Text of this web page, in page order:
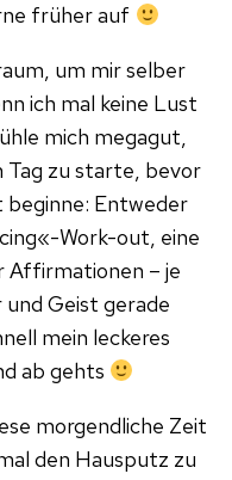
früher auf
um mir selber
ich mal keine Lust
mich megagut,
Tag zu starte, bevor
Entweder
Work-out, eine
Affirmationen – je
Geist gerade
mein leckeres
ab gehts
morgendliche Zeit
den Hausputz zu